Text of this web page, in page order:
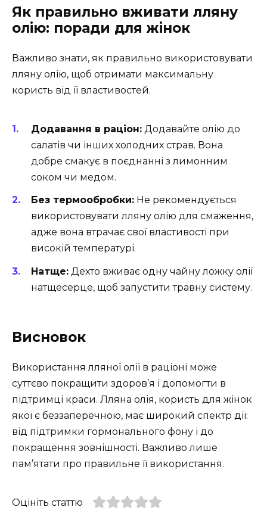
Як правильно вживати лляну
олію: поради для жінок
Важливо знати, як правильно використовувати
лляну олію, щоб отримати максимальну
користь від її властивостей.
Додавання в раціон: Додавайте олію до
салатів чи інших холодних страв. Вона
добре смакує в поєднанні з лимонним
соком чи медом.
Без термообробки: Не рекомендується
використовувати лляну олію для смаження,
адже вона втрачає свої властивості при
високій температурі.
Натще: Дехто вживає одну чайну ложку олії
натщесерце, щоб запустити травну систему.
Висновок
Використання лляної олії в раціоні може
суттєво покращити здоров’я і допомогти в
підтримці краси. Лляна олія, користь для жінок
якої є беззаперечною, має широкий спектр дії:
від підтримки гормонального фону і до
покращення зовнішності. Важливо лише
пам’ятати про правильне її використання.
Оцініть статтю